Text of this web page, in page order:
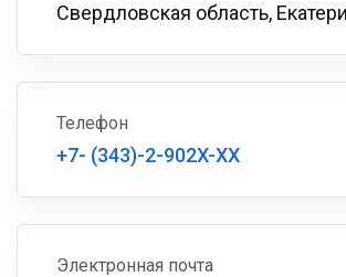
Свердловская область,
Телефон
+7- (343)-2-902X-XX
Электронная почта